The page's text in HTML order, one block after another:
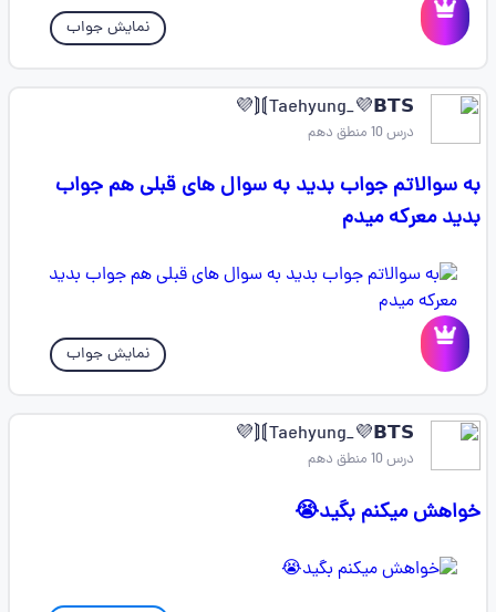
نمایش جواب
Taehyung_💜𝗕𝗧𝗦⟭⟬💜
درس 10 منطق دهم
به سوالاتم جواب بدید به سوال های قبلی هم جواب
بدید معرکه میدم
نمایش جواب
Taehyung_💜𝗕𝗧𝗦⟭⟬💜
درس 10 منطق دهم
خواهش میکنم بگید😭